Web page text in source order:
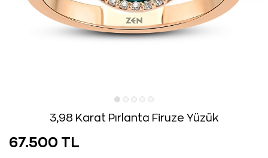
3,98 Karat Pırlanta Firuze Yüzük
67.500 TL